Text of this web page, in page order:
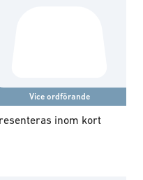
aktiviteter
och
Vice ordförande
inom kort